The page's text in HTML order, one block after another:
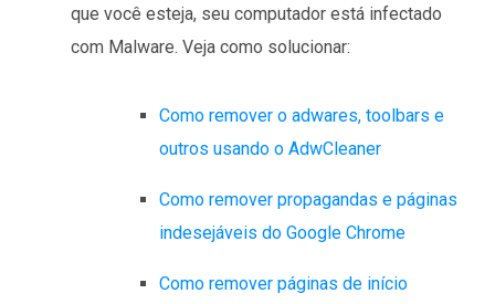
que você esteja, seu computador está infectado
com Malware. Veja como solucionar:
Como remover o adwares, toolbars e
outros usando o AdwCleaner
Como remover propagandas e páginas
indesejáveis do Google Chrome
Como remover páginas de início